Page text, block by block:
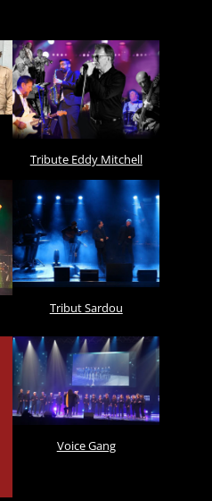
Tribute Eddy Mitchell
Tribut Sardou
Voice Gang